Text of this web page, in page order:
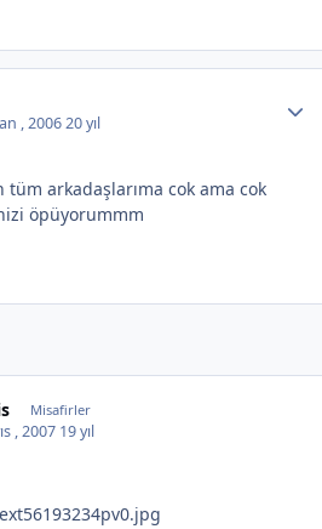
, 200620 yıl
arkadaşlarıma cok ama cok
öpüyorummm
Misafirler
, 2007 19 yıl